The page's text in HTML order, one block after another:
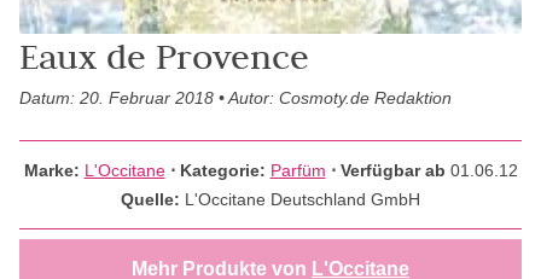
Eaux de Provence
Datum: 20. Februar 2018 • Autor: Cosmoty.de Redaktion
Marke: L'Occitane ⋅ Kategorie: Parfüm ⋅ Verfügbar ab 01.06.12
Quelle: L'Occitane Deutschland GmbH
Mehr Produkte von L'Occitane